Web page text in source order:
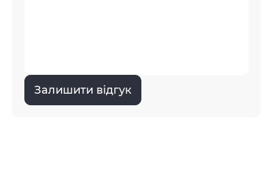
Залишити відгук